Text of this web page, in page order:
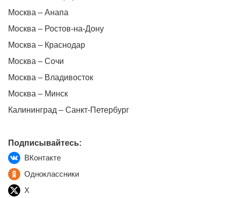
Москва – Анапа
Москва – Ростов-на-Дону
Москва – Краснодар
Москва – Сочи
Москва – Владивосток
Москва – Минск
Калининград – Санкт-Петербург
Подписывайтесь:
ВКонтакте
Одноклассники
X